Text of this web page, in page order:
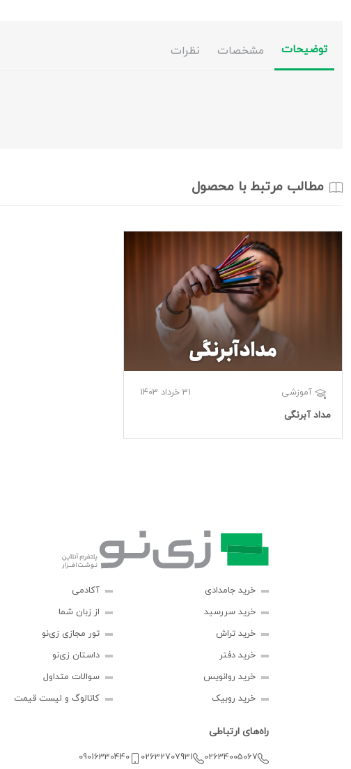
توضیحات مشخصات نظرات
مطالب مرتبط با محصول
آموزشی 31 خرداد 1403
مداد آبرنگی
خرید جامدادی
خرید سررسید
خرید تراش
خرید دفتر
خرید روانویس
خرید روبیک
آکادمی
از زبان شما
تور مجازی زی‌نو
داستان زی‌نو
سوالات متداول
کاتالوگ و لیست قیمت
راه‌های ارتباطی
02634005067
02632707931
09016330440